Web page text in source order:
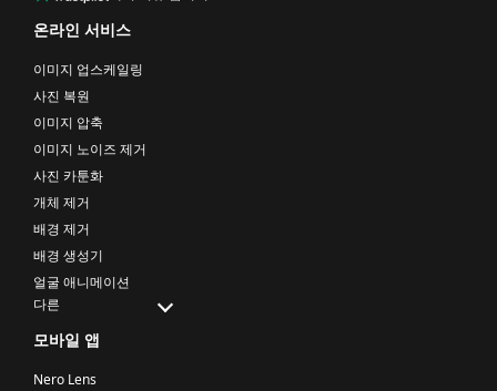
온라인 서비스
이미지 업스케일링
사진 복원
이미지 압축
이미지 노이즈 제거
사진 카툰화
개체 제거
배경 제거
배경 생성기
얼굴 애니메이션
다른
모바일 앱
Nero Lens